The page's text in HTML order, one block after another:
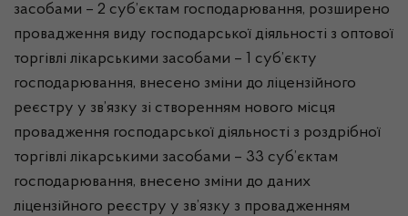
засобами – 2 суб’єктам господарювання, розширено
провадження виду господарської діяльності з оптової
торгівлі лікарськими засобами – 1 суб’єкту
господарювання, внесено зміни до ліцензійного
реєстру у зв’язку зі створенням нового місця
провадження господарської діяльності з роздрібної
торгівлі лікарськими засобами – 33 суб’єктам
господарювання, внесено зміни до даних
ліцензійного реєстру у зв’язку з провадженням